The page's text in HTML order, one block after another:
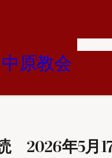
原教会
2026年5月